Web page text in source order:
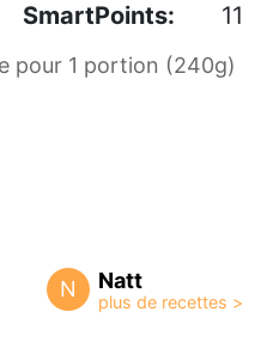
SmartPoints: 11
pour 1 portion (240g)
N Natt